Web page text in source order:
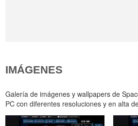
IMÁGENES
Galería de imágenes y wallpapers de
PC con diferentes resoluciones y en alta